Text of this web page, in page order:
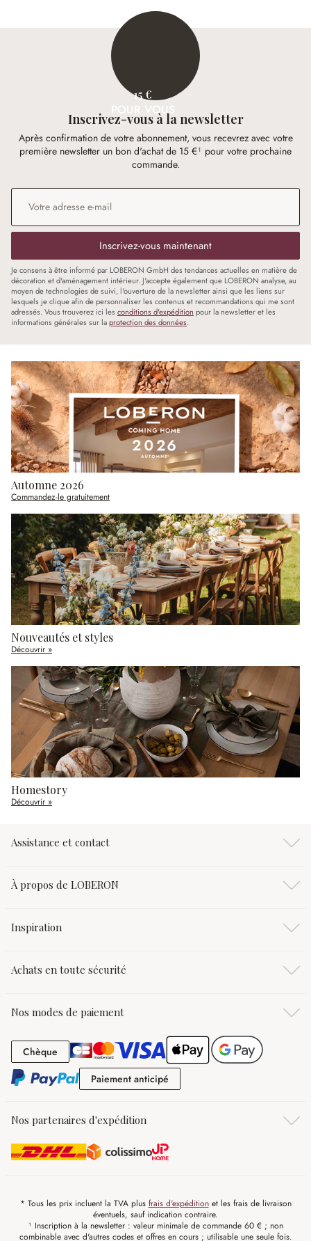
15 €
POUR VOUS
Inscrivez-vous à la newsletter
Après confirmation de votre abonnement, vous recevrez avec votre
première newsletter un bon d'achat de 15 €¹ pour votre prochaine
commande.
Adresse e-mail
Inscrivez-vous maintenant
Je consens à être informé par LOBERON GmbH des tendances actuelles en matière de
décoration et d'aménagement intérieur. J'accepte également que LOBERON analyse, au
moyen de technologies de suivi, l'ouverture de la newsletter ainsi que les liens sur
lesquels je clique afin de personnaliser les contenus et recommandations qui me sont
adressés. Vous trouverez ici les conditions d'expédition pour la newsletter et les
informations générales sur laprotection des données.
Automne 2026
Commandez-le gratuitement
Nouveautés et styles
Découvrir »
Homestory
Découvrir »
Assistance et contact
À propos de LOBERON
Inspiration
Achats en toute sécurité
Nos modes de paiement
Chèque Chèque
Paiement anticipé
Nos partenaires d'expédition
* Tous les prix incluent la TVA plus frais d'expéditionet les frais de livraison
éventuels, sauf indication contraire.
¹ Inscription à la newsletter : valeur minimale de commande 60 € ; non
combinable avec d'autres codes et offres en cours ; utilisable une seule fois.